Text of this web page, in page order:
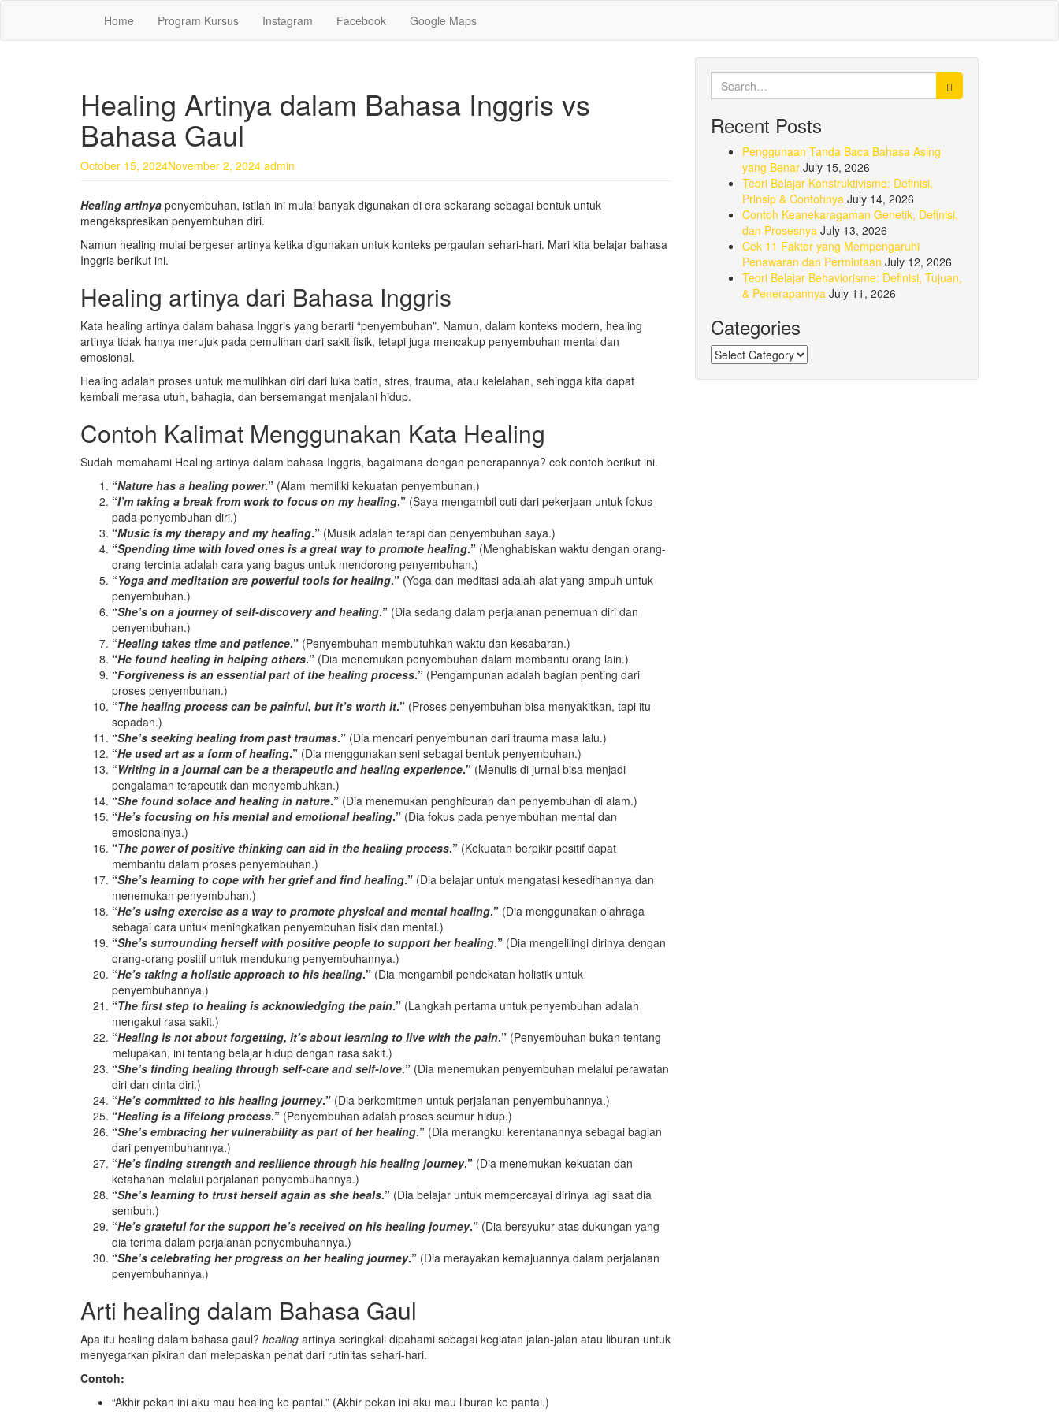
main
0878 8705 9305 Kursus Bahasa Inggis dari Dasar Untuk Pemula Mataram Lombok
Home Program Kursus Instagram Facebook Google Maps
Healing Artinya dalam Bahasa Inggris vs
Bahasa Gaul
October 15, 2024November 2, 2024 admin
Healing artinya penyembuhan, istilah ini mulai banyak digunakan di era sekarang sebagai bentuk untuk
mengekspresikan penyembuhan diri.
Namun healing mulai bergeser artinya ketika digunakan untuk konteks pergaulan sehari-hari. Mari kita belajar bahasa
Inggris berikut ini.
Healing artinya dari Bahasa Inggris
Kata healing artinya dalam bahasa Inggris yang berarti “penyembuhan”. Namun, dalam konteks modern, healing
artinya tidak hanya merujuk pada pemulihan dari sakit fisik, tetapi juga mencakup penyembuhan mental dan
emosional.
Healing adalah proses untuk memulihkan diri dari luka batin, stres, trauma, atau kelelahan, sehingga kita dapat
kembali merasa utuh, bahagia, dan bersemangat menjalani hidup.
Contoh Kalimat Menggunakan Kata Healing
Sudah memahami Healing artinya dalam bahasa Inggris, bagaimana dengan penerapannya? cek contoh berikut ini.
“Nature has a healing power.” (Alam memiliki kekuatan penyembuhan.)
“I’m taking a break from work to focus on my healing.” (Saya mengambil cuti dari pekerjaan untuk fokus
pada penyembuhan diri.)
“Music is my therapy and my healing.” (Musik adalah terapi dan penyembuhan saya.)
“Spending time with loved ones is a great way to promote healing.” (Menghabiskan waktu dengan orang-
orang tercinta adalah cara yang bagus untuk mendorong penyembuhan.)
“Yoga and meditation are powerful tools for healing.” (Yoga dan meditasi adalah alat yang ampuh untuk
penyembuhan.)
“She’s on a journey of self-discovery and healing.” (Dia sedang dalam perjalanan penemuan diri dan
penyembuhan.)
“Healing takes time and patience.” (Penyembuhan membutuhkan waktu dan kesabaran.)
“He found healing in helping others.” (Dia menemukan penyembuhan dalam membantu orang lain.)
“Forgiveness is an essential part of the healing process.” (Pengampunan adalah bagian penting dari
proses penyembuhan.)
“The healing process can be painful, but it’s worth it.” (Proses penyembuhan bisa menyakitkan, tapi itu
sepadan.)
“She’s seeking healing from past traumas.” (Dia mencari penyembuhan dari trauma masa lalu.)
“He used art as a form of healing.” (Dia menggunakan seni sebagai bentuk penyembuhan.)
“Writing in a journal can be a therapeutic and healing experience.” (Menulis di jurnal bisa menjadi
pengalaman terapeutik dan menyembuhkan.)
“She found solace and healing in nature.” (Dia menemukan penghiburan dan penyembuhan di alam.)
“He’s focusing on his mental and emotional healing.” (Dia fokus pada penyembuhan mental dan
emosionalnya.)
“The power of positive thinking can aid in the healing process.” (Kekuatan berpikir positif dapat
membantu dalam proses penyembuhan.)
“She’s learning to cope with her grief and find healing.” (Dia belajar untuk mengatasi kesedihannya dan
menemukan penyembuhan.)
“He’s using exercise as a way to promote physical and mental healing.” (Dia menggunakan olahraga
sebagai cara untuk meningkatkan penyembuhan fisik dan mental.)
“She’s surrounding herself with positive people to support her healing.” (Dia mengelilingi dirinya dengan
orang-orang positif untuk mendukung penyembuhannya.)
“He’s taking a holistic approach to his healing.” (Dia mengambil pendekatan holistik untuk
penyembuhannya.)
“The first step to healing is acknowledging the pain.” (Langkah pertama untuk penyembuhan adalah
mengakui rasa sakit.)
“Healing is not about forgetting, it’s about learning to live with the pain.” (Penyembuhan bukan tentang
melupakan, ini tentang belajar hidup dengan rasa sakit.)
“She’s finding healing through self-care and self-love.” (Dia menemukan penyembuhan melalui perawatan
diri dan cinta diri.)
“He’s committed to his healing journey.” (Dia berkomitmen untuk perjalanan penyembuhannya.)
“Healing is a lifelong process.” (Penyembuhan adalah proses seumur hidup.)
“She’s embracing her vulnerability as part of her healing.” (Dia merangkul kerentanannya sebagai bagian
dari penyembuhannya.)
“He’s finding strength and resilience through his healing journey.” (Dia menemukan kekuatan dan
ketahanan melalui perjalanan penyembuhannya.)
“She’s learning to trust herself again as she heals.” (Dia belajar untuk mempercayai dirinya lagi saat dia
sembuh.)
“He’s grateful for the support he’s received on his healing journey.” (Dia bersyukur atas dukungan yang
dia terima dalam perjalanan penyembuhannya.)
“She’s celebrating her progress on her healing journey.” (Dia merayakan kemajuannya dalam perjalanan
penyembuhannya.)
Arti healing dalam Bahasa Gaul
Apa itu healing dalam bahasa gaul? healing artinya seringkali dipahami sebagai kegiatan jalan-jalan atau liburan untuk
menyegarkan pikiran dan melepaskan penat dari rutinitas sehari-hari.
Contoh:
“Akhir pekan ini aku mau healing ke pantai.” (Akhir pekan ini aku mau liburan ke pantai.)
Search
for:
Recent Posts
Penggunaan Tanda Baca Bahasa Asing
yang Benar July 15, 2026
Teori Belajar Konstruktivisme: Definisi,
Prinsip & Contohnya July 14, 2026
Contoh Keanekaragaman Genetik, Definisi,
dan Prosesnya July 13, 2026
Cek 11 Faktor yang Mempengaruhi
Penawaran dan Permintaan July 12, 2026
Teori Belajar Behaviorisme: Definisi, Tujuan,
& Penerapannya July 11, 2026
Categories
Categories